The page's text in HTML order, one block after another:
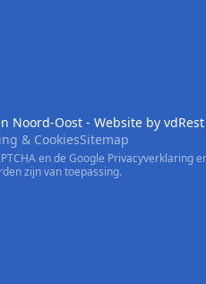
Noord-Oost - Website by vdRest
& CookiesSitemap
en de Google Privacyverklaring
zijn van toepassing.